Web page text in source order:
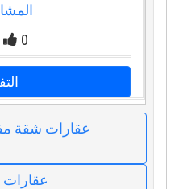
0
عقارات شقة
عقارات